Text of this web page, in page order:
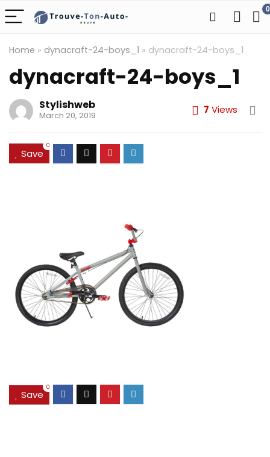
0
Home » dynacraft-24-boys_1 » dynacraft-24-boys_1
dynacraft-24-boys_1
Stylishweb
March 20, 2019 7 Views
Save
0
Save
0